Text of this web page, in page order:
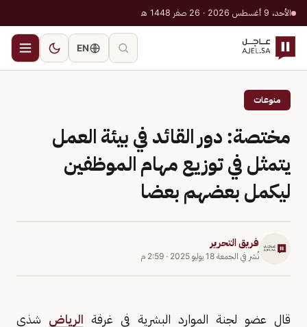
الأحد، 9 أغسطس 2026 · 26 صفر 1448 هـ
EN
منوعات
مختصة: دور القائد في بيئة العمل
يتمثل في توزيع مهام الموظفين
ليكمل بعضهم بعضا
فريق التحرير
نُشر في الجمعة 18 يوليو 2025 · 2:59 م
قال عضو لجنة الموارد البشرية في غرفة الرياض شذى